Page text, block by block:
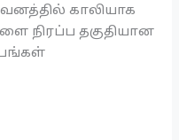
காலியாக
நிரப்ப தகுதியான